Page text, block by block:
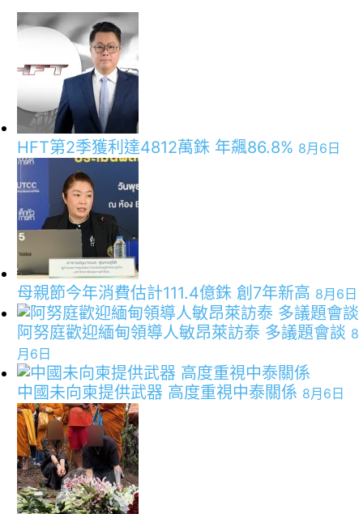
HFT第2季獲利達4812萬銖 年飆86.8% 8月6日
母親節今年消費估計111.4億銖 創7年新高 8月6日
阿努庭歡迎緬甸領導人敏昂萊訪泰 多議題會談 8
月6日
中國未向柬提供武器 高度重視中泰關係 8月6日